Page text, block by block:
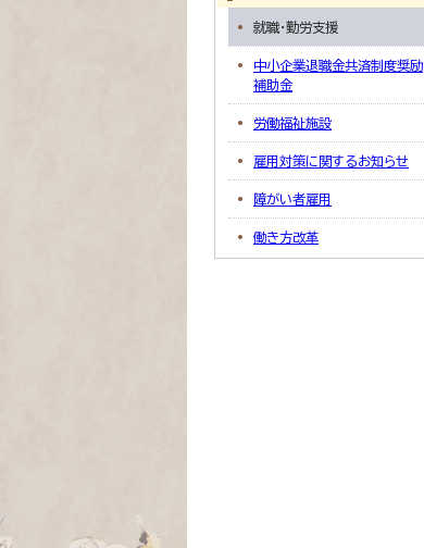
就職・勤労支援
中小企業退職金共済制度奨励
補助金
労働福祉施設
雇用対策に関するお知らせ
障がい者雇用
働き方改革